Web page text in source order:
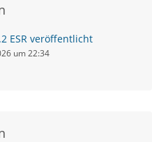
ESR veröffentlicht
um 22:34